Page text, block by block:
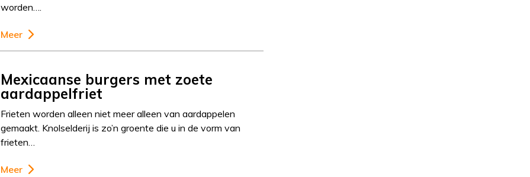
worden….
Meer
Mexicaanse burgers met zoete
aardappelfriet
Frieten worden alleen niet meer alleen van aardappelen
gemaakt. Knolselderij is zo’n groente die u in de vorm van
frieten…
Meer